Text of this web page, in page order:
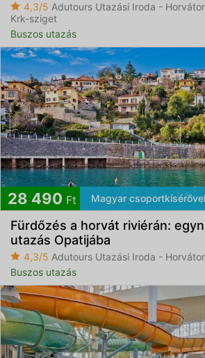
4,3/5 Adutours Utazási Iroda -
Krk-sziget
Buszos utazás
28 490 Ft Magyar csoportkísérővel
Fürdőzés a horvát riviérán:
utazás Opatijába
4,3/5 Adutours Utazási Iroda -
Buszos utazás